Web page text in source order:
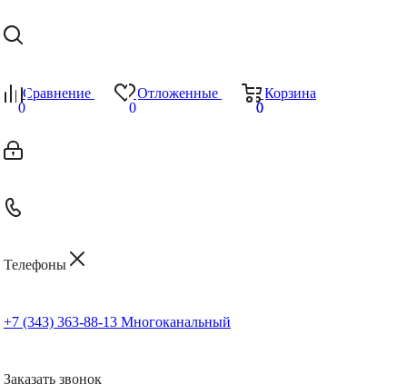
Сравнение
0
Отложенные
0
Корзина
0
0
Телефоны
+7 (343) 363-88-13 Многоканальный
Заказать звонок